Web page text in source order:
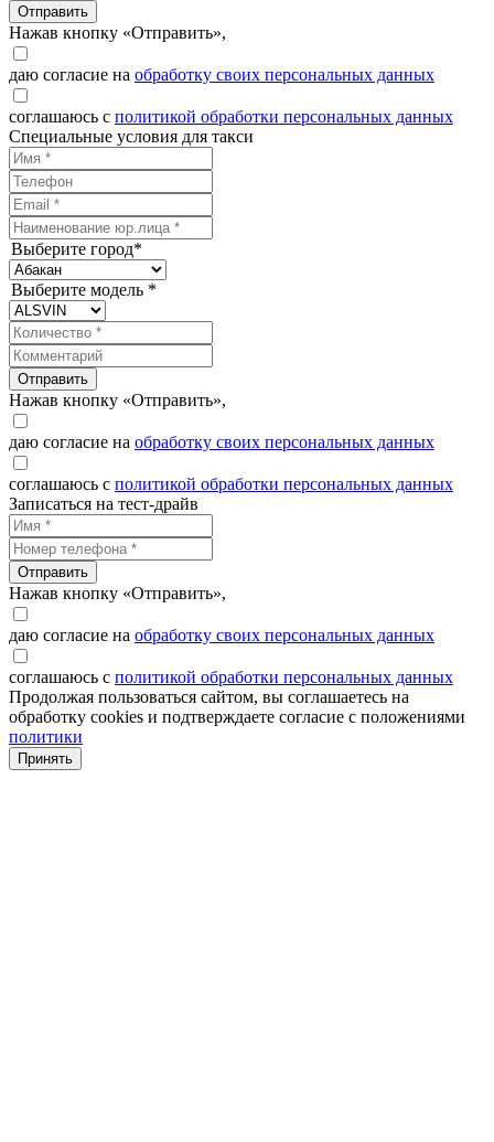
Отправить
Нажав кнопку «Отправить»,
даю согласие на обработку своих персональных данных
соглашаюсь с политикой обработки персональных данных
Специальные условия для такси
Выберите город*
Выберите модель *
Отправить
Нажав кнопку «Отправить»,
даю согласие на обработку своих персональных данных
соглашаюсь с политикой обработки персональных данных
Записаться на тест-драйв
Отправить
Нажав кнопку «Отправить»,
даю согласие на обработку своих персональных данных
соглашаюсь с политикой обработки персональных данных
Продолжая пользоваться сайтом, вы соглашаетесь на
обработку cookies и подтверждаете согласие с положениями
политики
Принять